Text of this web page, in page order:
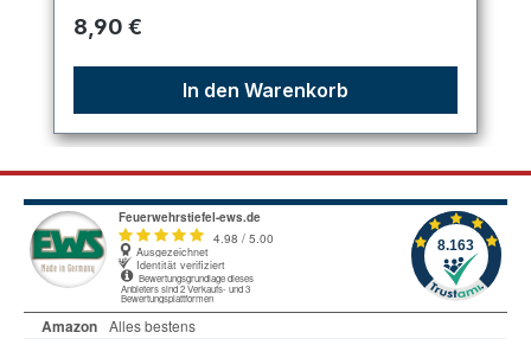
Regulärer Preis:
8,90 €
In den Warenkorb